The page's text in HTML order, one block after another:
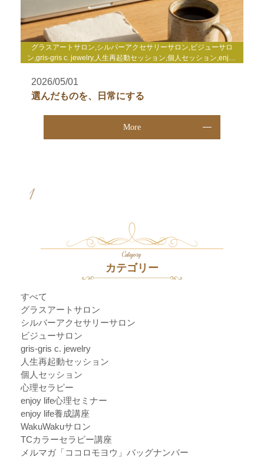
グラスアートサロン,シルバーアクセサリーサロン,ビジューサロ
ン,gris-gris c. jewelry,人生再起動セッション,個人セッション,enjoy
2026/05/01
選んだものを、日常にする
More
1
Category
カテゴリー
すべて
グラスアートサロン
シルバーアクセサリーサロン
ビジューサロン
gris-gris c. jewelry
人生再起動セッション
個人セッション
心理セラピー
enjoy life心理セミナー
enjoy life養成講座
WakuWakuサロン
TCカラーセラピー講座
メルマガ「ココロモヨウ」バッグナンバー